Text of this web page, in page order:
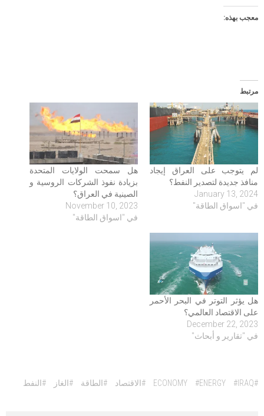
معجب بهذه:
مرتبط
لم يتوجب على العراق إيجاد
منافذ جديدة لتصدير النفط؟
January 13, 2024
في "اسواق الطاقة"
هل سمحت الولايات المتحدة
بزيادة نفوذ الشركات الروسية و
الصينية في العراق؟
November 10, 2023
في "اسواق الطاقة"
هل يؤثر التوتر في البحر الأحمر
على الاقتصاد العالمي؟
December 22, 2023
في "تقارير و أبحاث"
كلمات
#ECONOMY
#ENERGY #IRAQ #الاقتصاد #الطاقة #الغاز #النفط